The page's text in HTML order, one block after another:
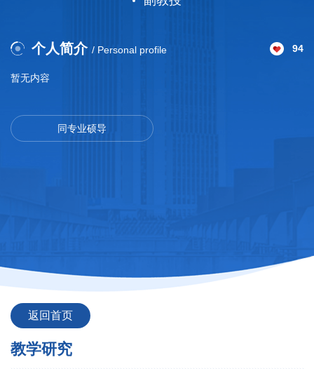
个人简介 / Personal profile 94
暂无内容
同专业硕导
返回首页
教学研究